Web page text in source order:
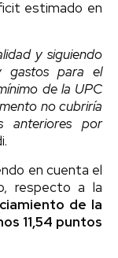
estimado en
y siguiendo
gastos para el
de la UPC
no cubriría
anteriores por
en cuenta el
respecto a la
de la
11,54 puntos